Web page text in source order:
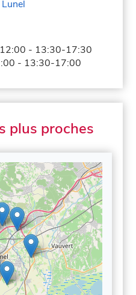
- 13:30-17:30
- 13:30-17:00
plus proches